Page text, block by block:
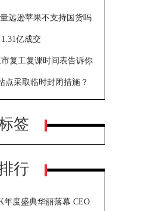
远逊苹果不支持国货吗
亿成交
复工复课时间表告诉你
点采取临时封闭措施？
签
行
年度盛典华丽落幕 CEO